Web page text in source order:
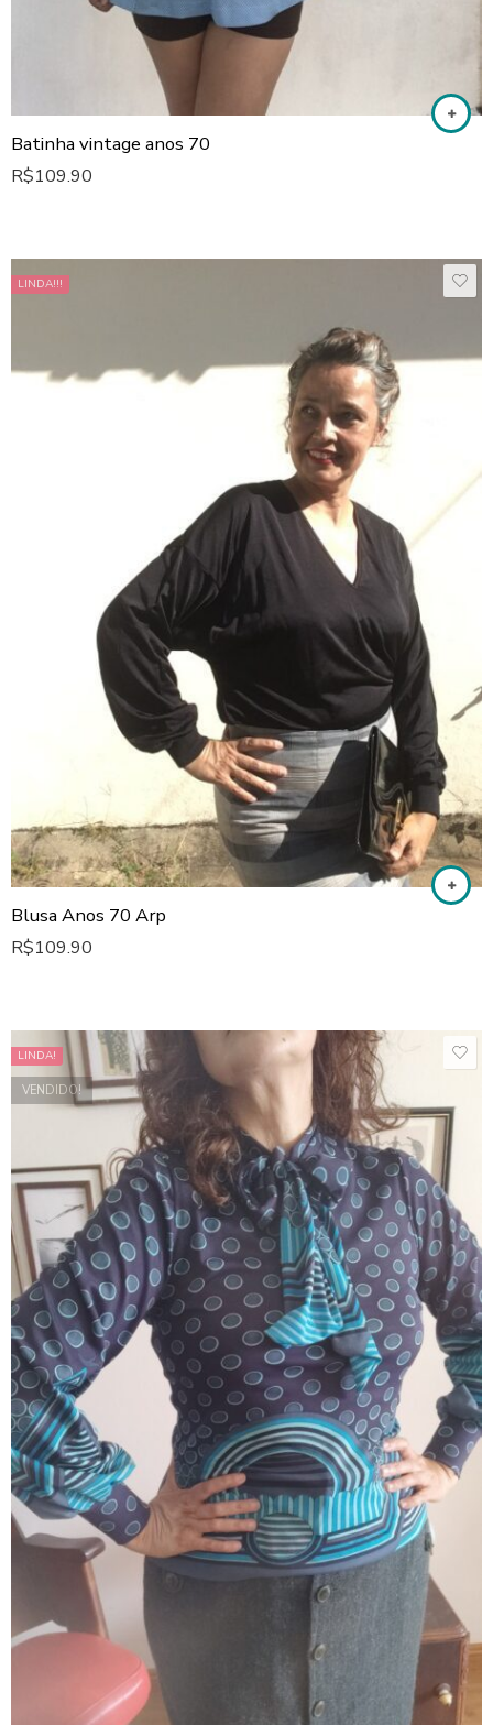
Batinha vintage anos 70
R$109.90
LINDA!!!
Blusa Anos 70 Arp
R$109.90
LINDA!
VENDIDO!